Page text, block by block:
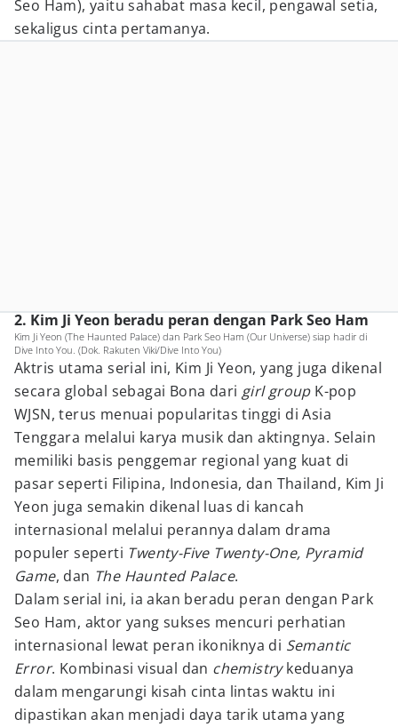
Seo Ham), yaitu sahabat masa kecil, pengawal setia,
sekaligus cinta pertamanya.
2. Kim Ji Yeon beradu peran dengan Park Seo Ham
Kim Ji Yeon (The Haunted Palace) dan Park Seo Ham (Our Universe) siap hadir di
Dive Into You. (Dok. Rakuten Viki/Dive Into You)
Aktris utama serial ini, Kim Ji Yeon, yang juga dikenal
secara global sebagai Bona dari girl groupK-pop
WJSN, terus menuai popularitas tinggi di Asia
Tenggara melalui karya musik dan aktingnya. Selain
memiliki basis penggemar regional yang kuat di
pasar seperti Filipina, Indonesia, dan Thailand, Kim Ji
Yeon juga semakin dikenal luas di kancah
internasional melalui perannya dalam drama
populer seperti Twenty-Five Twenty-One, Pyramid
Game, dan The Haunted Palace.
Dalam serial ini, ia akan beradu peran dengan Park
Seo Ham, aktor yang sukses mencuri perhatian
internasional lewat peran ikoniknya di Semantic
Error. Kombinasi visual dan chemistrykeduanya
dalam mengarungi kisah cinta lintas waktu ini
dipastikan akan menjadi daya tarik utama yang